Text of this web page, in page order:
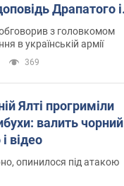
Драпатого і
крокиз головкомом
в українській армії
369
Ялті прогриміли
валить чорний
відео
опинилося під атакою